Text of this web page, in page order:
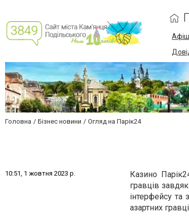
Головна Бізнес новини Огляд на Парік24
10:51, 1 жовтня 2023 р.
Казино
гравців
інтерфейсу
азартних